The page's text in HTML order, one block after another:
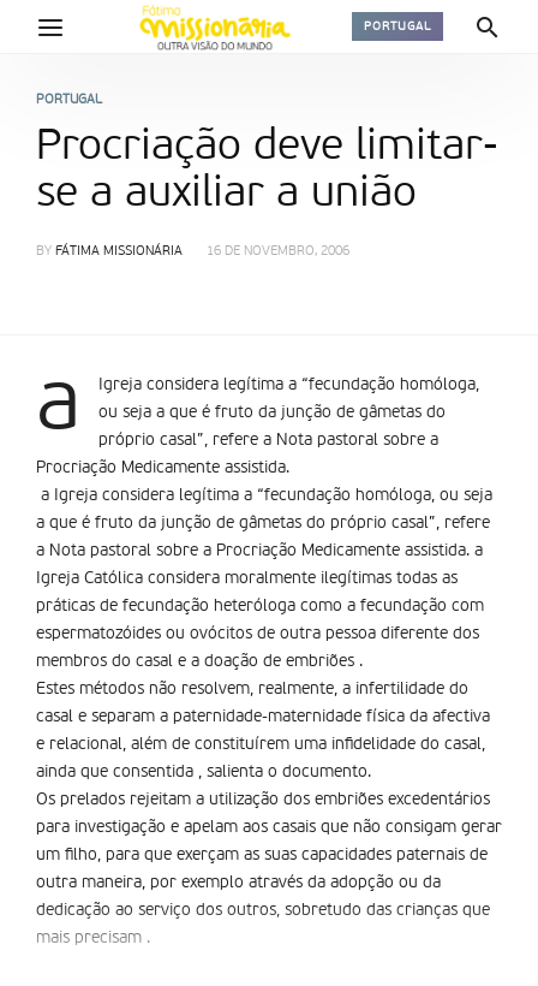
PORTUGAL
PORTUGAL
Procriação deve limitar-
se a auxiliar a união
BY FÁTIMA MISSIONÁRIA 16 DE NOVEMBRO, 2006
a
Igreja considera legí­tima a “fecundação homóloga,
ou seja a que é fruto da junção de gâmetas do
próprio casal”, refere a Nota pastoral sobre a
Procriação Medicamente assistida.
a Igreja considera legí­tima a “fecundação homóloga, ou seja
a que é fruto da junção de gâmetas do próprio casal”, refere
a Nota pastoral sobre a Procriação Medicamente assistida. a
Igreja Católica considera moralmente ilegítimas todas as
práticas de fecundação heteróloga como a fecundação com
espermatozóides ou ovócitos de outra pessoa diferente dos
membros do casal e a doação de embriões .
Estes métodos não resolvem, realmente, a infertilidade do
casal e separam a paternidade-maternidade física da afectiva
e relacional, além de constituírem uma infidelidade do casal,
ainda que consentida , salienta o documento.
Os prelados rejeitam a utilização dos embriões excedentários
para investigação e apelam aos casais que não consigam gerar
um filho, para que exerçam as suas capacidades paternais de
outra maneira, por exemplo através da adopção ou da
dedicação ao serviço dos outros, sobretudo das crianças que
mais precisam .